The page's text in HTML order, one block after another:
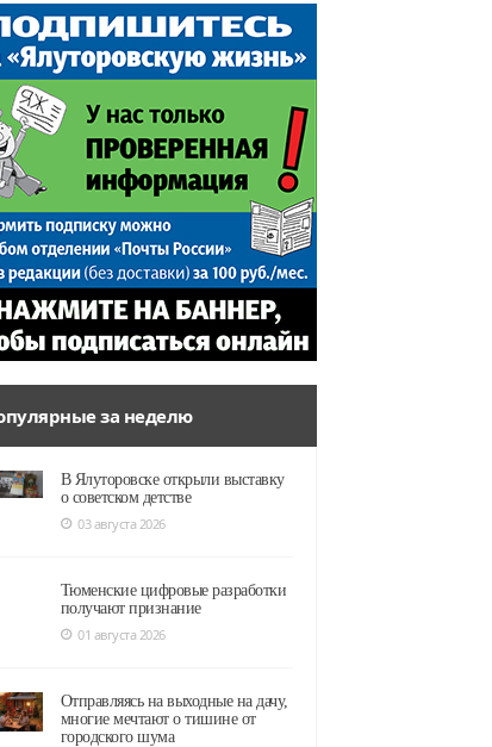
за неделю
В Ялуторовске открыли выставку
о советском детстве
03 августа 2026
Тюменские цифровые разработки
получают признание
01 августа 2026
Отправляясь на выходные на дачу,
многие мечтают о тишине от
городского шума